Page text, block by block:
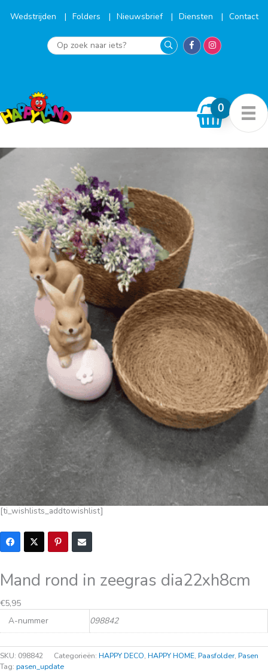
naarWedstrijden Folders Nieuwsbrief Diensten Contact
Op
[ti_wishlists_addtowishlist]
Mand rond in zeegras dia22xh8cm
€5,95
A-nummer
098842
SKU: 098842 Categorieën: HAPPY DECO, HAPPY HOME, Paasfolder, Pasen
Tag: pasen_update